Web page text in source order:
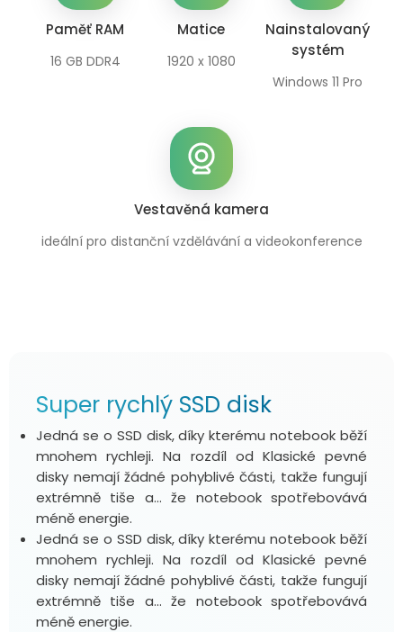
Paměť RAM
16 GB DDR4
Matice
1920 x 1080
Nainstalovaný
systém
Windows 11 Pro
Vestavěná kamera
ideální pro distanční vzdělávání a videokonference
Super rychlý SSD disk
Jedná se o SSD disk, díky kterému notebook běží
mnohem rychleji. Na rozdíl od Klasické pevné
disky nemají žádné pohyblivé části, takže fungují
extrémně tiše a... že notebook spotřebovává
méně energie.
Jedná se o SSD disk, díky kterému notebook běží
mnohem rychleji. Na rozdíl od Klasické pevné
disky nemají žádné pohyblivé části, takže fungují
extrémně tiše a... že notebook spotřebovává
méně energie.